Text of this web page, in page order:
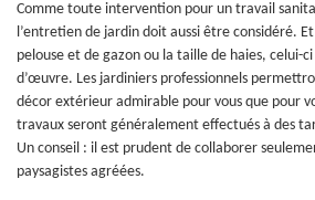
Comme toute intervention pour un travail
l’entretien de jardin doit aussi être considéré.
pelouse et de gazon ou la taille de haies, celui-
d’œuvre. Les jardiniers professionnels
décor extérieur admirable pour vous que pour
travaux seront généralement effectués à des
Un conseil : il est prudent de collaborer
paysagistes agréées.